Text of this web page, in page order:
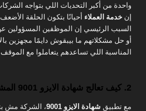
واحدة من أكبر التحديات اللي بتواجه
إن خدمة العملاء أحيانًا بتكون الحلقة
السبب الرئيسي إن الموظفين المسؤولين
أو حل مشكلاتهم ما بيبقوش دايمًا مجهزين
المناسبة اللي تساعدهم يتعاملوا مع
2. كيف تعالج شهادة الايزو 9001 المشكلة؟
مع تطبيق شهادة الايزو 9001
، الشركة مش